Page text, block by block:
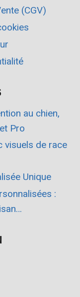
(CGV)
au chien,
Pro
visuels de race
Unique
: